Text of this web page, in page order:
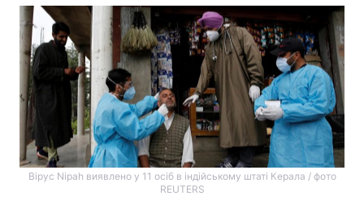
Вірус Nipah виявлено у 11 осіб в індійському штаті Керала / фото
REUTERS